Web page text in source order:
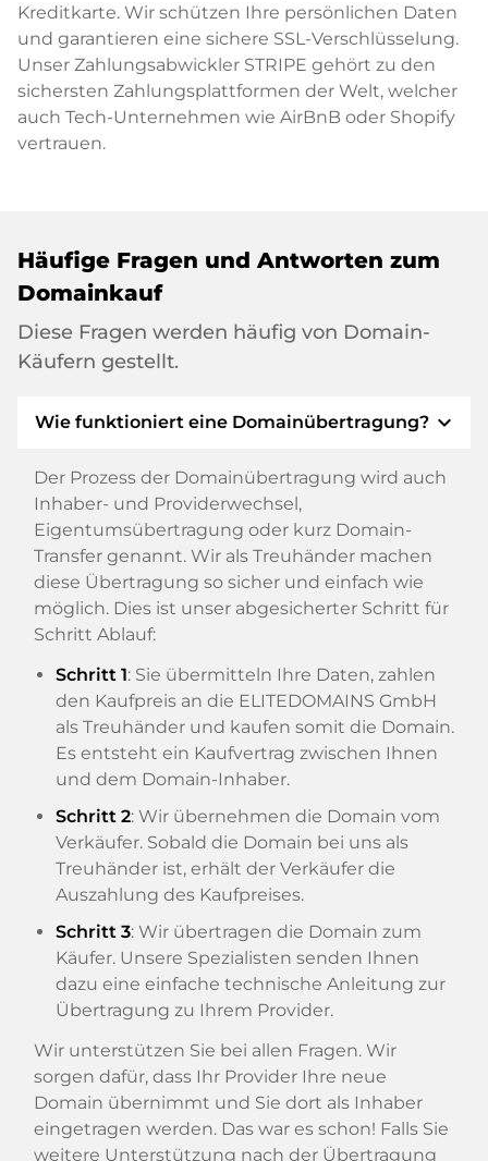
Kreditkarte. Wir schützen Ihre persönlichen Daten
und garantieren eine sichere SSL-Verschlüsselung.
Unser Zahlungsabwickler STRIPE gehört zu den
sichersten Zahlungsplattformen der Welt, welcher
auch Tech-Unternehmen wie AirBnB oder Shopify
vertrauen.
Häufige Fragen und Antworten zum
Domainkauf
Diese Fragen werden häufig von Domain-
Käufern gestellt.
Wie funktioniert eine Domainübertragung? expand_more
Der Prozess der Domainübertragung wird auch
Inhaber- und Providerwechsel,
Eigentumsübertragung oder kurz Domain-
Transfer genannt. Wir als Treuhänder machen
diese Übertragung so sicher und einfach wie
möglich. Dies ist unser abgesicherter Schritt für
Schritt Ablauf:
Schritt 1: Sie übermitteln Ihre Daten, zahlen
den Kaufpreis an die ELITEDOMAINS GmbH
als Treuhänder und kaufen somit die Domain.
Es entsteht ein Kaufvertrag zwischen Ihnen
und dem Domain-Inhaber.
Schritt 2: Wir übernehmen die Domain vom
Verkäufer. Sobald die Domain bei uns als
Treuhänder ist, erhält der Verkäufer die
Auszahlung des Kaufpreises.
Schritt 3: Wir übertragen die Domain zum
Käufer. Unsere Spezialisten senden Ihnen
dazu eine einfache technische Anleitung zur
Übertragung zu Ihrem Provider.
Wir unterstützen Sie bei allen Fragen. Wir
sorgen dafür, dass Ihr Provider Ihre neue
Domain übernimmt und Sie dort als Inhaber
eingetragen werden. Das war es schon! Falls Sie
weitere Unterstützung nach der Übertragung